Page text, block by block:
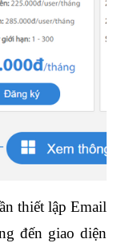
thiết lập Email
đến giao diện